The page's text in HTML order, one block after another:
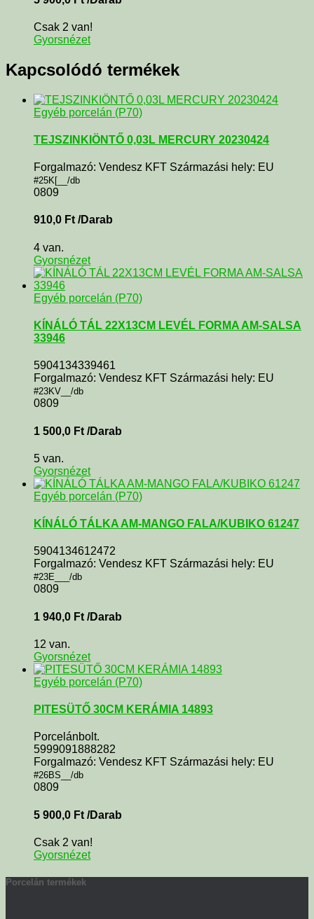
Csak 2 van!
Gyorsnézet
Kapcsolódó termékek
Egyéb porcelán (P70)
TEJSZINKIÖNTŐ 0,03L MERCURY 20230424
Forgalmazó: Vendesz KFT Származási hely: EU
#25K[__/db
0809
910,0 Ft /Darab
4 van.
Gyorsnézet
Egyéb porcelán (P70)
KÍNÁLÓ TÁL 22X13CM LEVÉL FORMA AM-SALSA
33946
5904134339461
Forgalmazó: Vendesz KFT Származási hely: EU
#23KV__/db
0809
1 500,0 Ft /Darab
5 van.
Gyorsnézet
Egyéb porcelán (P70)
KÍNÁLÓ TÁLKA AM-MANGO FALA/KUBIKO 61247
5904134612472
Forgalmazó: Vendesz KFT Származási hely: EU
#23E___/db
0809
1 940,0 Ft /Darab
12 van.
Gyorsnézet
Egyéb porcelán (P70)
PITESÜTŐ 30CM KERÁMIA 14893
Porcelánbolt.
5999091888282
Forgalmazó: Vendesz KFT Származási hely: EU
#26BS__/db
0809
5 900,0 Ft /Darab
Csak 2 van!
Gyorsnézet
Porcelán termékek